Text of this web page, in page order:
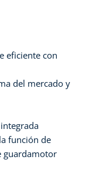
eficiente con
del mercado y
función de
guardamotor